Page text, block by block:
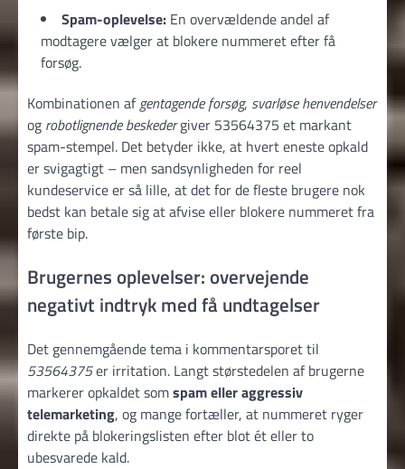
Spam-oplevelse: En overvældende andel af
modtagere vælger at blokere nummeret efter få
forsøg.
Kombinationen afgentagende forsøg, svarløse henvendelser
og robotlignende beskedergiver 53564375 et markant
spam-stempel. Det betyder ikke, at hvert eneste opkald
er svigagtigt – men sandsynligheden for reel
kundeservice er så lille, at det for de fleste brugere nok
bedst kan betale sig at afvise eller blokere nummeret fra
første bip.
Brugernes oplevelser: overvejende
negativt indtryk med få undtagelser
Det gennemgående tema i kommentarsporet til
53564375er irritation. Langt størstedelen af brugerne
markerer opkaldet somspam eller aggressiv
telemarketing, og mange fortæller, at nummeret ryger
direkte på blokeringslisten efter blot ét eller to
ubesvarede kald.